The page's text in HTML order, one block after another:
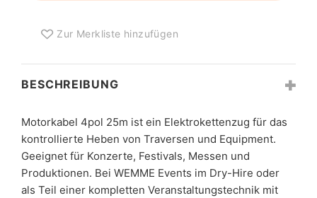
Zur Merkliste hinzufügen
BESCHREIBUNG
Motorkabel 4pol 25m ist ein Elektrokettenzug für das
kontrollierte Heben von Traversen und Equipment.
Geeignet für Konzerte, Festivals, Messen und
Produktionen. Bei WEMME Events im Dry-Hire oder
als Teil einer kompletten Veranstaltungstechnik mit